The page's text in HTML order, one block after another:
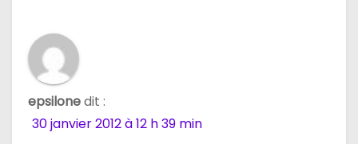
epsilonedit :
30 janvier 2012 à 12 h 39 min